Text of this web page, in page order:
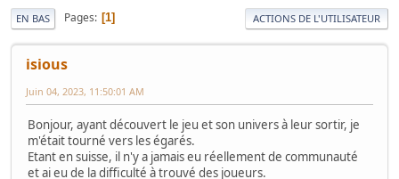
EN BAS Pages 1 ACTIONS DE L'UTILISATEUR
isious
Juin 04, 2023, 11:50:01 AM
Bonjour, ayant découvert le jeu et son univers à leur sortir, je
m'était tourné vers les égarés.
Etant en suisse, il n'y a jamais eu réellement de communauté
et ai eu de la difficulté à trouvé des joueurs.